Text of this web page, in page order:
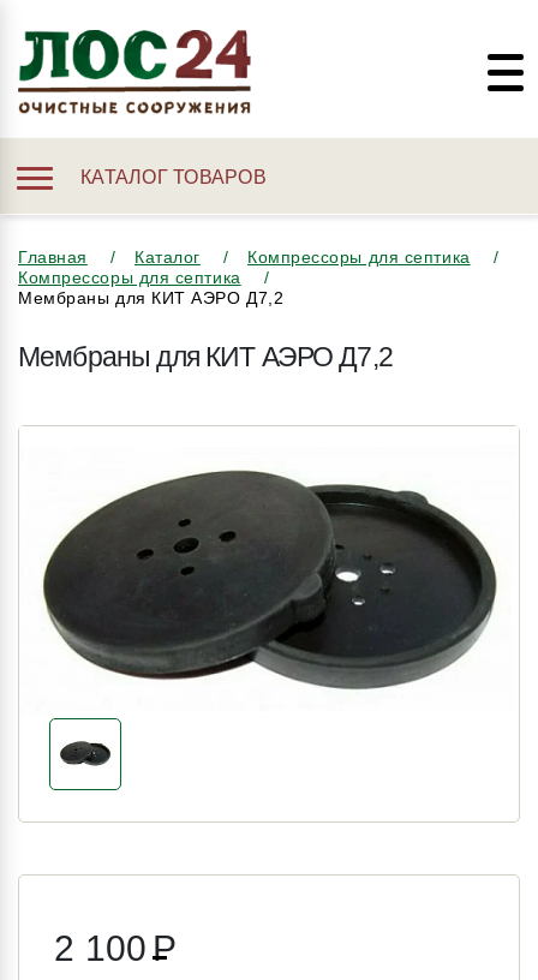
КАТАЛОГ ТОВАРОВ
Главная Каталог
Компрессоры для септика
Компрессоры для септика
Мембраны для КИТ АЭРО Д7,2
Мембраны для КИТ АЭРО Д7,2
2 100Р